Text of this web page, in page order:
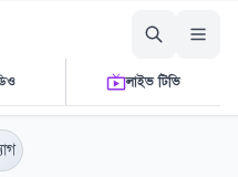
PROTTASHA
লাইভ টিভি